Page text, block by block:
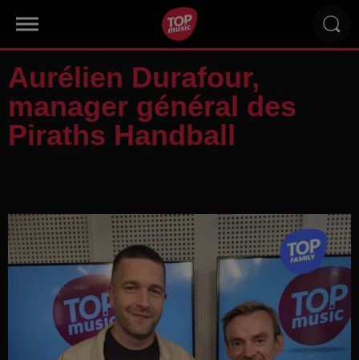
Aurélien Durafour,
manager général des
Piraths Handball